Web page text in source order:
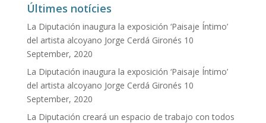
Últimes notícies
La Diputación inaugura la exposición ‘Paisaje Íntimo’
del artista alcoyano Jorge Cerdá Gironés 10
September, 2020
La Diputación inaugura la exposición ‘Paisaje Íntimo’
del artista alcoyano Jorge Cerdá Gironés 10
September, 2020
La Diputación creará un espacio de trabajo con todos